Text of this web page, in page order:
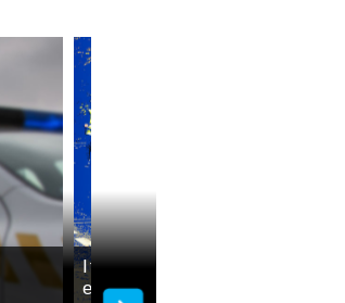
Ittasan közlekedő
eljárás Gyulán